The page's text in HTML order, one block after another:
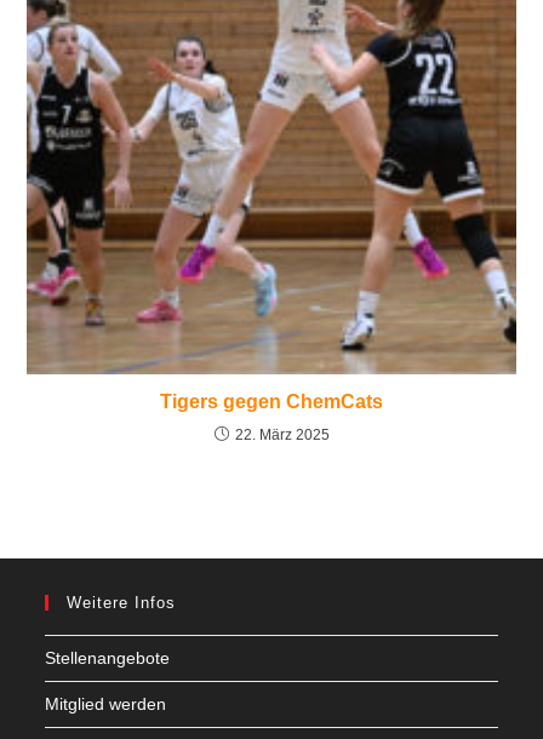
Tigers gegen ChemCats
22. März 2025
Weitere Infos
Stellenangebote
Mitglied werden